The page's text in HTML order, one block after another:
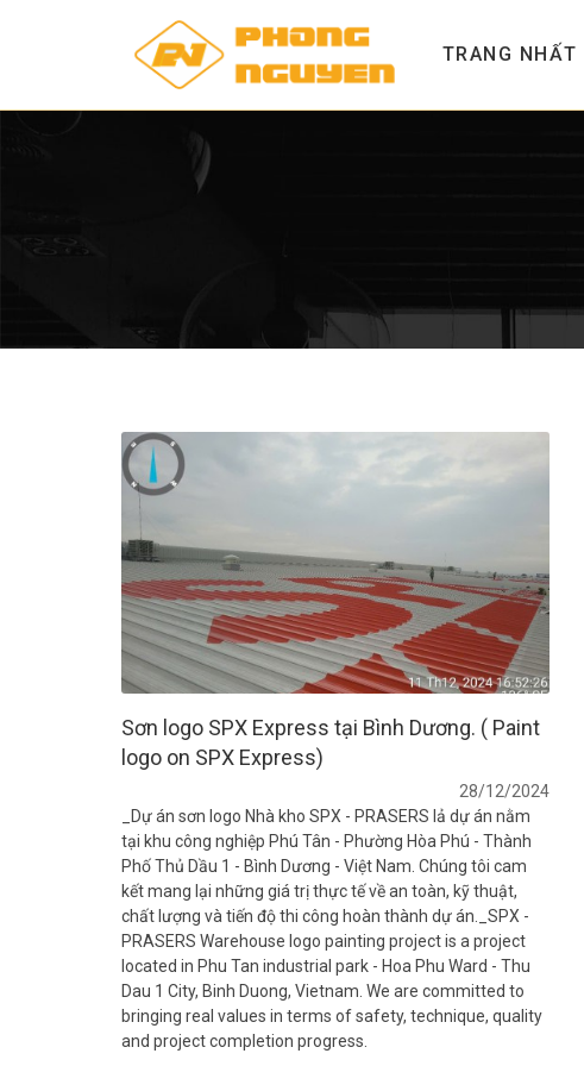
TRANG NHẤT
Sơn logo SPX Express tại Bình Dương. ( Paint
logo on SPX Express)
28/12/2024
_Dự án sơn logo Nhà kho SPX - PRASERS lả dự án nằm
tại khu công nghiệp Phú Tân - Phường Hòa Phú - Thành
Phố Thủ Dầu 1 - Bình Dương - Việt Nam. Chúng tôi cam
kết mang lại những giá trị thực tế về an toàn, kỹ thuật,
chất lượng và tiến độ thi công hoàn thành dự án._SPX -
PRASERS Warehouse logo painting project is a project
located in Phu Tan industrial park - Hoa Phu Ward - Thu
Dau 1 City, Binh Duong, Vietnam. We are committed to
bringing real values ​​in terms of safety, technique, quality
and project completion progress.